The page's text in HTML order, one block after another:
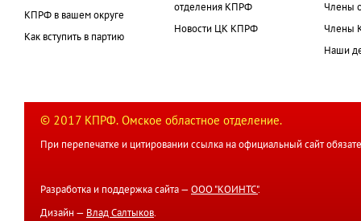
КПРФ в вашем округе
Как вступить в партию
отделения КПРФ
Новости ЦК КПРФ
Члены
Члены
Наши
© 2017 КПРФ. Омское областное отделение.
При перепечатке и цитировании ссылка на официальный сайт
Разработка и поддержка сайта — ООО "КОИНТС".
Дизайн — Влад Салтыков.